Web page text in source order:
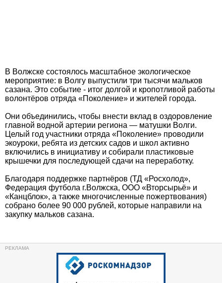
В Волжске состоялось масштабное экологическое
мероприятие: в Волгу выпустили три тысячи мальков
сазана. Это событие - итог долгой и кропотливой работы
волонтёров отряда «Поколение» и жителей города.
Они объединились, чтобы внести вклад в оздоровление
главной водной артерии региона — матушки Волги.
Целый год участники отряда «Поколение» проводили
экоуроки, ребята из детских садов и школ активно
включились в инициативу и собирали пластиковые
крышечки для последующей сдачи на переработку.
Благодаря поддержке партнёров (ТД «Росхолод»,
Федерация футбола г.Волжска, ООО «Вторсырьё» и
«Канцблок», а также многочисленные пожертвования)
собрано более 90 000 рублей, которые направили на
закупку мальков сазана.